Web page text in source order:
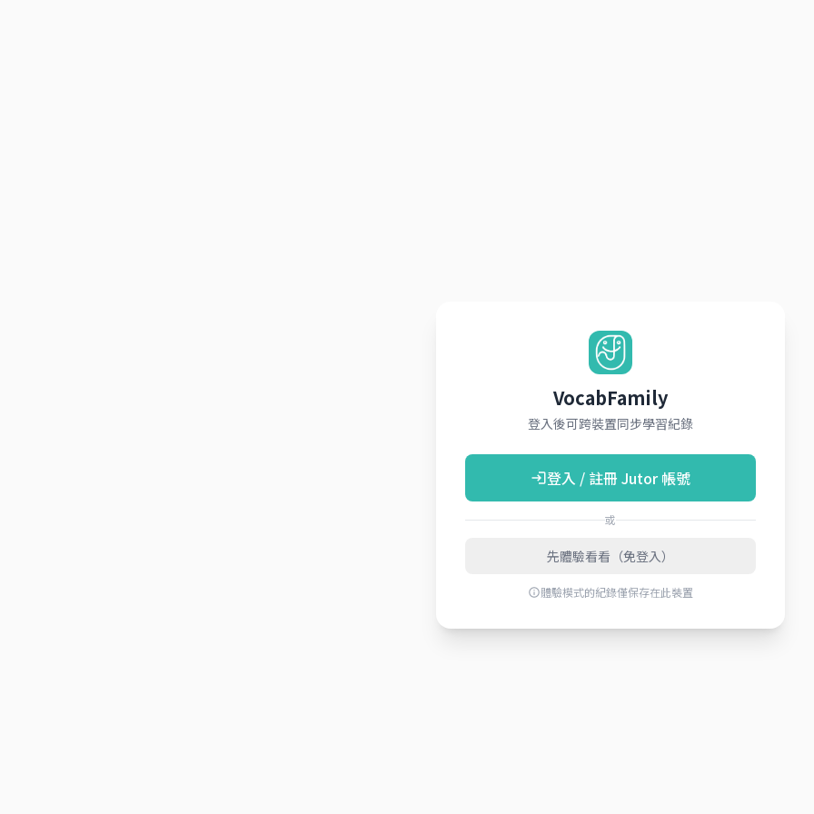
VocabFamily
登入後可跨裝置同步學習紀錄
login登入 / 註冊 Jutor 帳號
或
先體驗看看（免登入）
info體驗模式的紀錄僅保存在此裝置